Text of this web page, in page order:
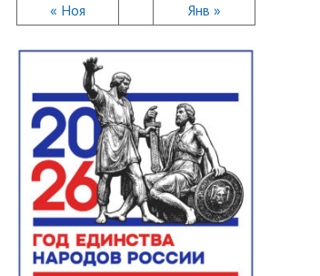
« Ноя Янв »